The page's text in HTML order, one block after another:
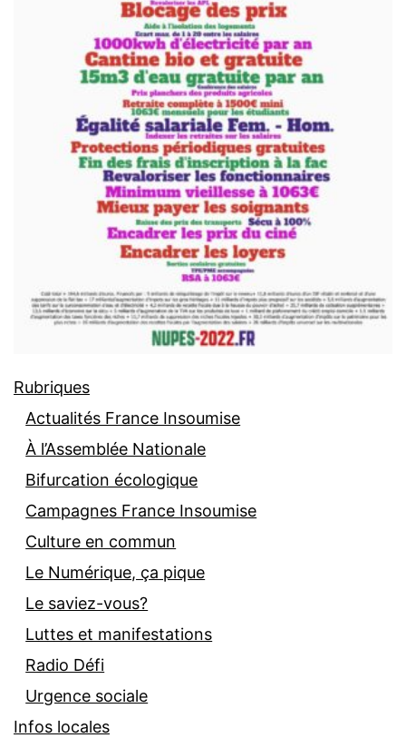
Rubriques
Actualités France Insoumise
À l’Assemblée Nationale
Bifurcation écologique
Campagnes France Insoumise
Culture en commun
Le Numérique, ça pique
Le saviez-vous?
Luttes et manifestations
Radio Défi
Urgence sociale
Infos locales